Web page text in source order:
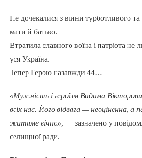
Не дочекалися з війни турботливого
мати й батько.
Втратила славного воїна і патріота не
уся Україна.
Тепер Герою назавжди 44…
«Мужність і героїзм Вадима
всіх нас. Його відвага — неоціненна, а
житиме вічно», — зазначено у
селищної ради.